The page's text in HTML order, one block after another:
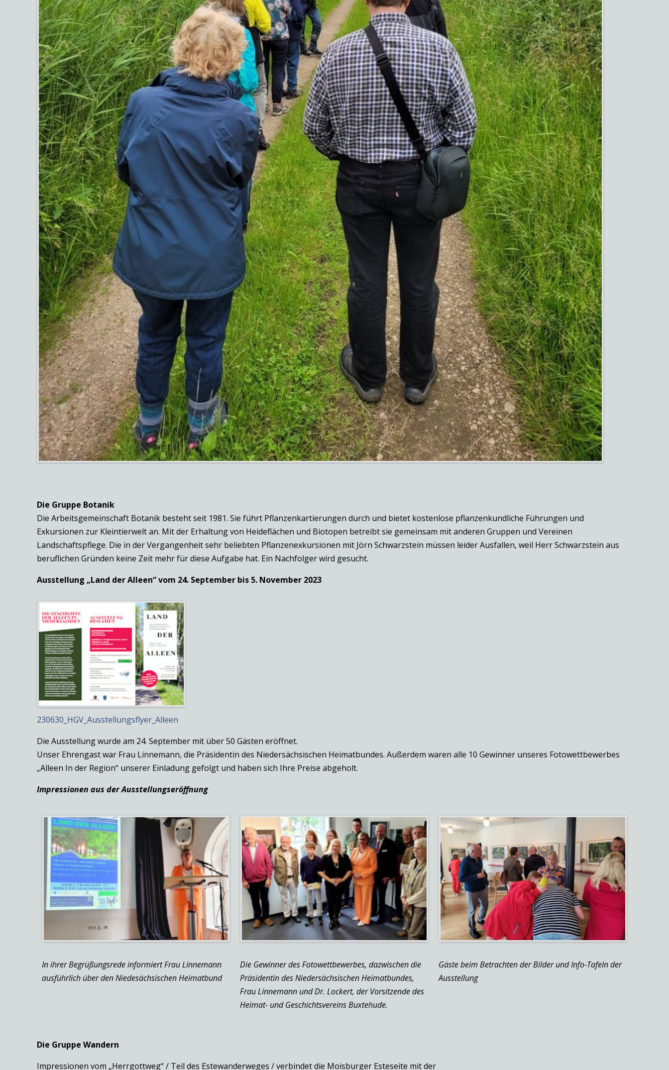
Die Gruppe Botanik
Die Arbeitsgemeinschaft Botanik besteht seit 1981. Sie führt Pflanzenkartierungen durch und bietet kostenlose pflanzenkundliche Führungen und
Exkursionen zur Kleintierwelt an. Mit der Erhaltung von Heideflächen und Biotopen betreibt sie gemeinsam mit anderen Gruppen und Vereinen
Landschaftspflege. Die in der Vergangenheit sehr beliebten Pflanzenexkursionen mit Jörn Schwarzstein müssen leider Ausfallen, weil Herr Schwarzstein aus
beruflichen Gründen keine Zeit mehr für diese Aufgabe hat. Ein Nachfolger wird gesucht.
Ausstellung „Land der Alleen“ vom 24. September bis 5. November 2023
230630_HGV_Ausstellungsflyer_Alleen
Die Ausstellung wurde am 24. September mit über 50 Gästen eröffnet.
Unser Ehrengast war Frau Linnemann, die Präsidentin des Niedersächsischen Heimatbundes. Außerdem waren alle 10 Gewinner unseres Fotowettbewerbes
„Alleen In der Region“ unserer Einladung gefolgt und haben sich Ihre Preise abgeholt.
Impressionen aus der Ausstellungseröffnung
In ihrer Begrüßungsrede informiert Frau Linnemann
ausführlich über den Niedesächsischen Heimatbund
Die Gewinner des Fotowettbewerbes, dazwischen die
Präsidentin des Niedersächsischen Heimatbundes,
Frau Linnemann und Dr. Lockert, der Vorsitzende des
Heimat- und Geschichtsvereins Buxtehude.
Gäste beim Betrachten der Bilder und Info-Tafeln der
Ausstellung
Die Gruppe Wandern
Impressionen vom „Herrgottweg“ / Teil des Estewanderweges / verbindet die Moisburger Esteseite mit der